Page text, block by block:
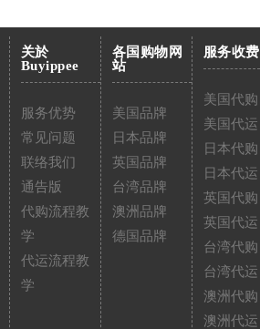
关於
Buyippee
服务优势
常见问题
联络我们
通告版
代购流程教
学
代运流程教
学
各国购物网
站
美国品牌
日本品牌
英国品牌
台湾品牌
澳洲品牌
德国品牌
服务收费
美国代购
美国代运
日本代购
日本代运
英国代购
英国代运
台湾代购
台湾代运
澳洲代购
澳洲代运